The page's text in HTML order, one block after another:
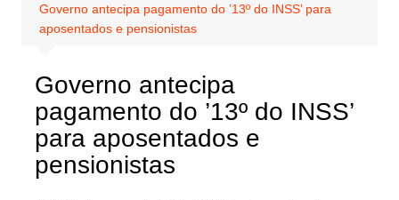
Governo antecipa pagamento do ’13º do INSS’ para
aposentados e pensionistas
Governo antecipa
pagamento do ’13º do INSS’
para aposentados e
pensionistas